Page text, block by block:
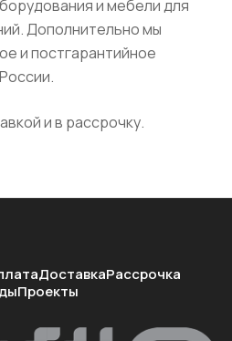
и мебели для
Дополнительно мы
и постгарантийное
и в рассрочку.
ДоставкаРассрочка
Проекты